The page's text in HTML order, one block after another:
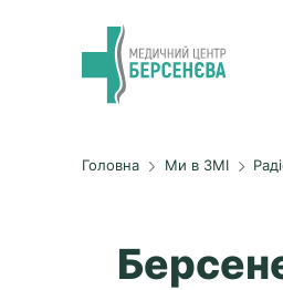
Головна Ми в ЗМІ